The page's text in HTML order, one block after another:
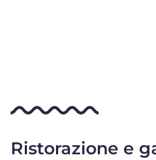
Ristorazione e